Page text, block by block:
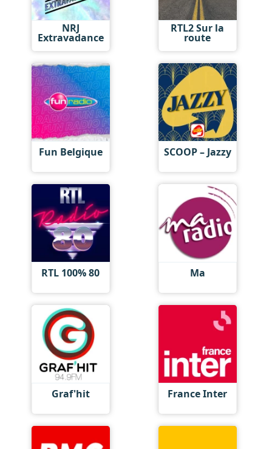
NRJ
Extravadance
RTL2 Sur la
route
Fun Belgique SCOOP – Jazzy
RTL 100% 80 Ma
Graf'hit France Inter